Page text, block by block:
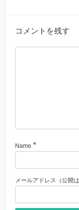
コメントを残す
Name *
メールアドレス（公開